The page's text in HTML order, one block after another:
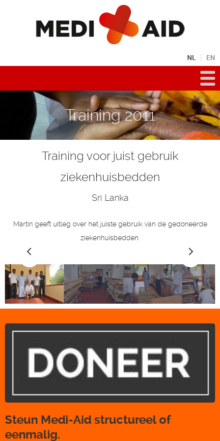
NL EN
Training 2011
Training voor juist gebruik
ziekenhuisbedden
Sri Lanka
Martin geeft uitleg over het juiste gebruik van de gedoneerde
ziekenhuisbedden.
Steun Medi-Aid structureel of
eenmalig.